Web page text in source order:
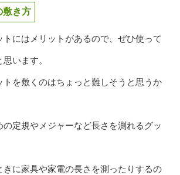
敷き方
トにはメリットがあるので、ぜひ使って
います。
トを敷くのはちょっと難しそうと思うか
の定規やメジャーなど長さを測れるグッ
きに家具や家電の長さを測ったりするの